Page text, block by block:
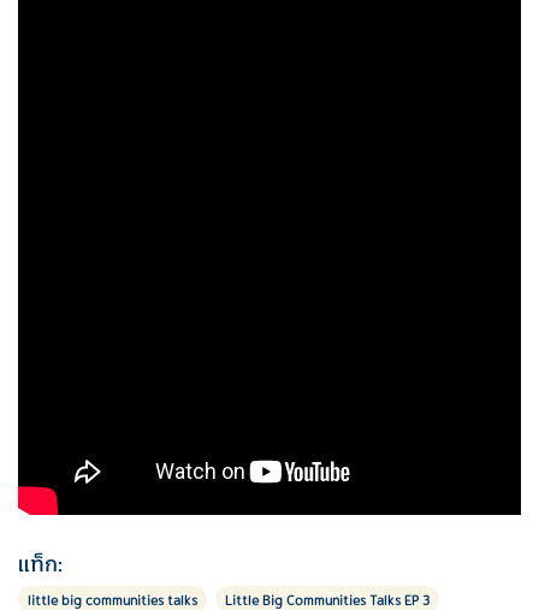
แท็ก:
little big communities talks Little Big Communities Talks EP 3